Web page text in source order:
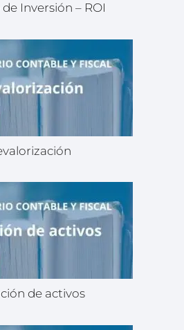
Inversión – ROI
de activos